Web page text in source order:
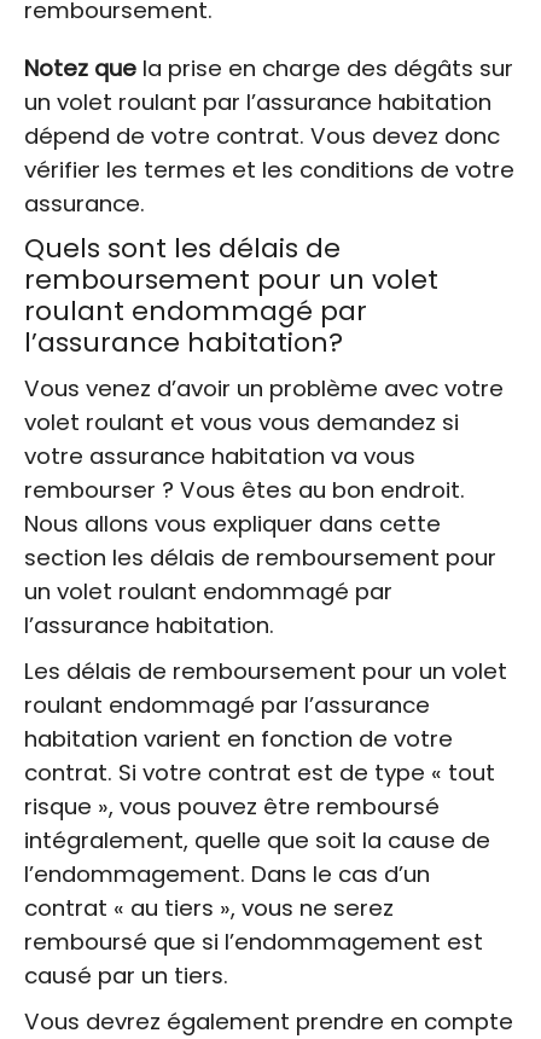
remboursement.
Notez que la prise en charge des dégâts sur
un volet roulant par l’assurance habitation
dépend de votre contrat. Vous devez donc
vérifier les termes et les conditions de votre
assurance.
Quels sont les délais de
remboursement pour un volet
roulant endommagé par
l’assurance habitation?
Vous venez d’avoir un problème avec votre
volet roulant et vous vous demandez si
votre assurance habitation va vous
rembourser ? Vous êtes au bon endroit.
Nous allons vous expliquer dans cette
section les délais de remboursement pour
un volet roulant endommagé par
l’assurance habitation.
Les délais de remboursement pour un volet
roulant endommagé par l’assurance
habitation varient en fonction de votre
contrat. Si votre contrat est de type « tout
risque », vous pouvez être remboursé
intégralement, quelle que soit la cause de
l’endommagement. Dans le cas d’un
contrat « au tiers », vous ne serez
remboursé que si l’endommagement est
causé par un tiers.
Vous devrez également prendre en compte